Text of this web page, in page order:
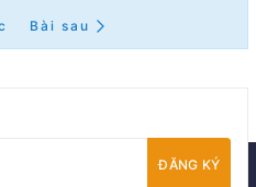
Bài sau
ĐĂNG KÝ